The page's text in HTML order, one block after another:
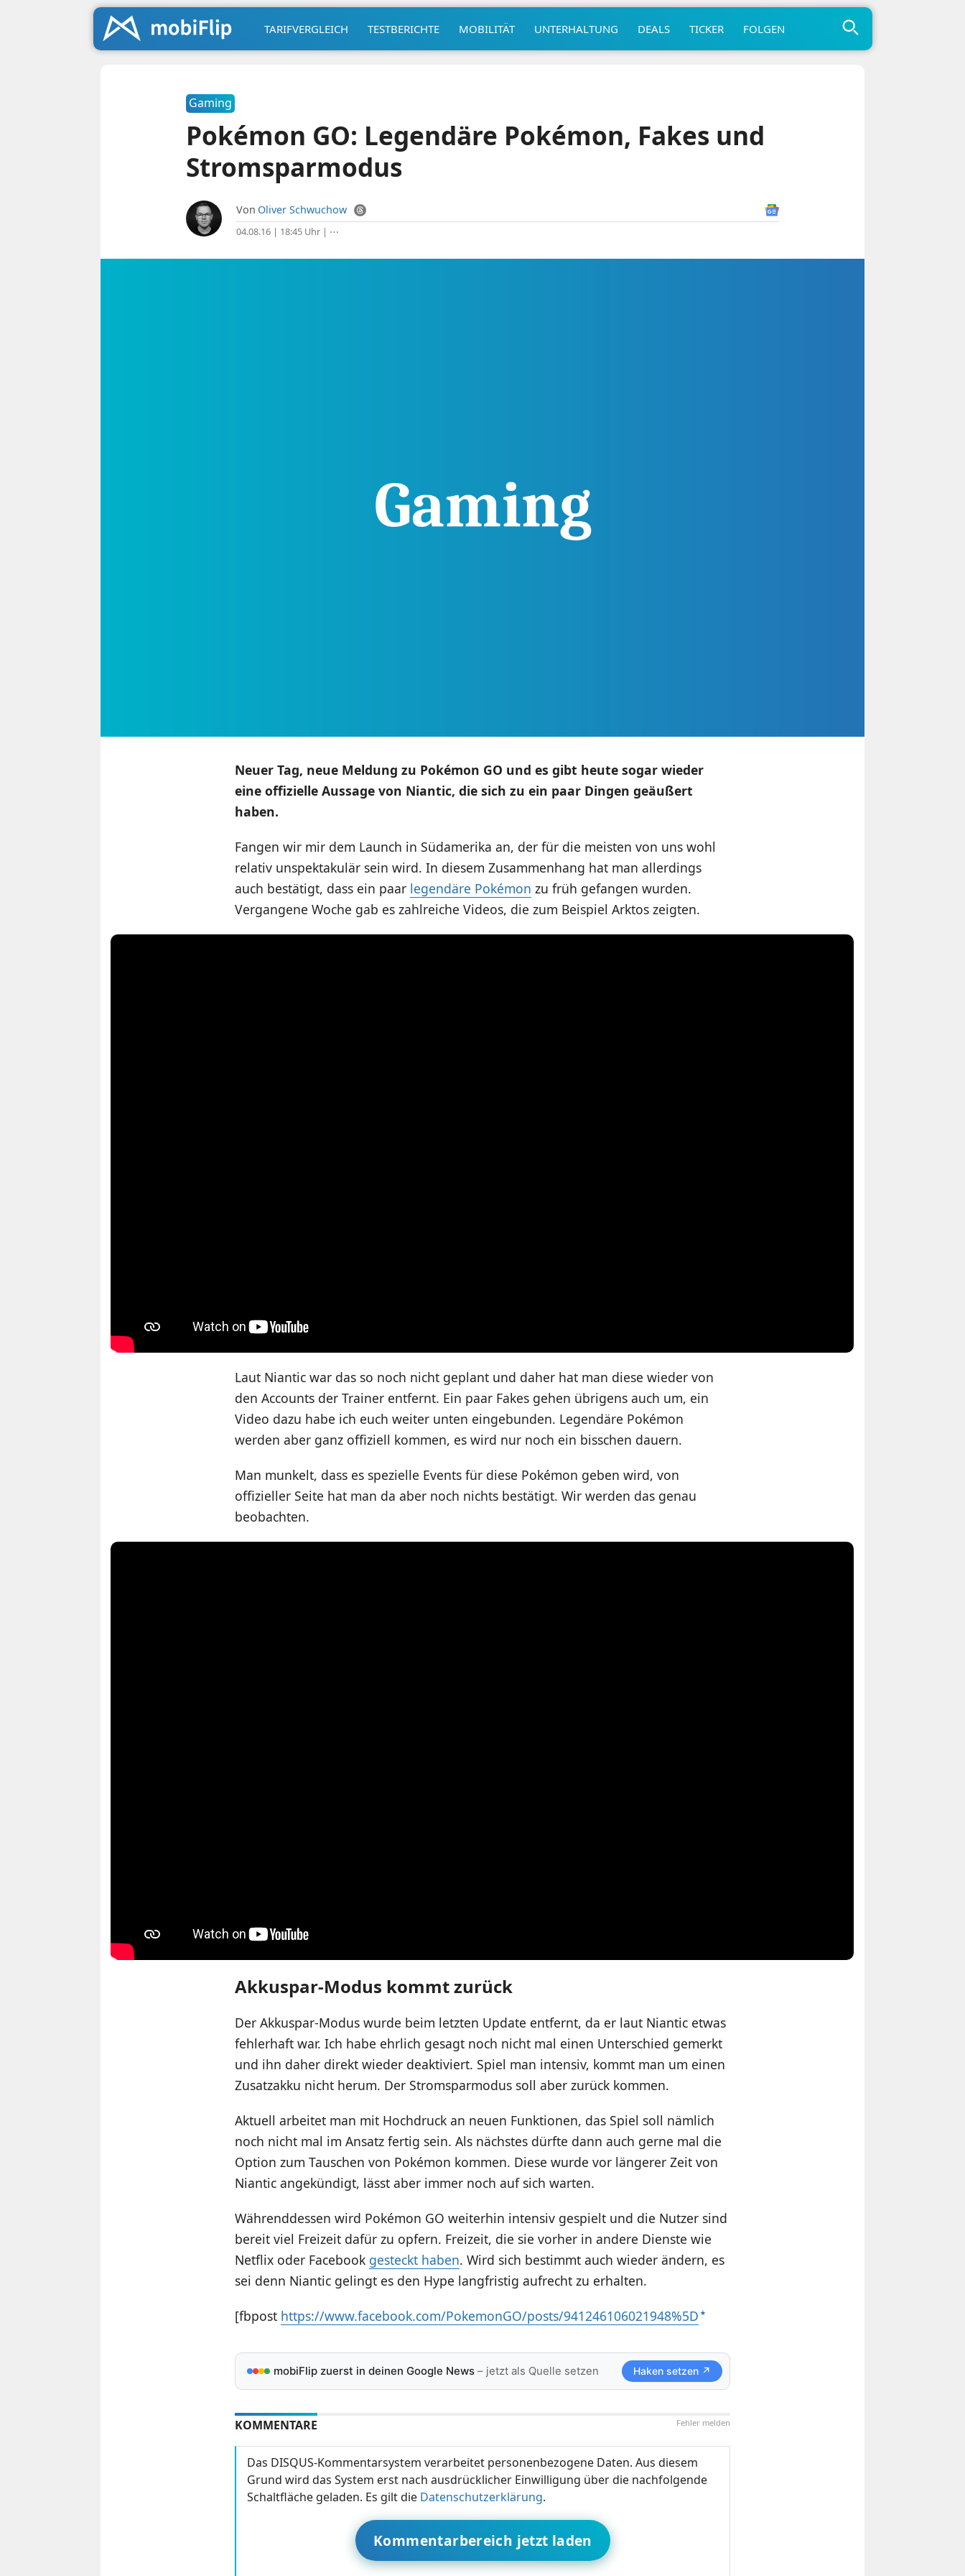
TARIFVERGLEICH TESTBERICHTE MOBILITÄT UNTERHALTUNG DEALS TICKER FOLGEN
Gaming
Pokémon GO: Legendäre Pokémon, Fakes und
Stromsparmodus
Von Oliver Schwuchow
04.08.16 | 18:45 Uhr| ⋯
Neuer Tag, neue Meldung zu Pokémon GO und es gibt heute sogar wieder
eine offizielle Aussage von Niantic, die sich zu ein paar Dingen geäußert
haben.
Fangen wir mir dem Launch in Südamerika an, der für die meisten von uns wohl
relativ unspektakulär sein wird. In diesem Zusammenhang hat man allerdings
auch bestätigt, dass ein paar legendäre Pokémon zu früh gefangen wurden.
Vergangene Woche gab es zahlreiche Videos, die zum Beispiel Arktos zeigten.
Laut Niantic war das so noch nicht geplant und daher hat man diese wieder von
den Accounts der Trainer entfernt. Ein paar Fakes gehen übrigens auch um, ein
Video dazu habe ich euch weiter unten eingebunden. Legendäre Pokémon
werden aber ganz offiziell kommen, es wird nur noch ein bisschen dauern.
Man munkelt, dass es spezielle Events für diese Pokémon geben wird, von
offizieller Seite hat man da aber noch nichts bestätigt. Wir werden das genau
beobachten.
Akkuspar-Modus kommt zurück
Der Akkuspar-Modus wurde beim letzten Update entfernt, da er laut Niantic etwas
fehlerhaft war. Ich habe ehrlich gesagt noch nicht mal einen Unterschied gemerkt
und ihn daher direkt wieder deaktiviert. Spiel man intensiv, kommt man um einen
Zusatzakku nicht herum. Der Stromsparmodus soll aber zurück kommen.
Aktuell arbeitet man mit Hochdruck an neuen Funktionen, das Spiel soll nämlich
noch nicht mal im Ansatz fertig sein. Als nächstes dürfte dann auch gerne mal die
Option zum Tauschen von Pokémon kommen. Diese wurde vor längerer Zeit von
Niantic angekündigt, lässt aber immer noch auf sich warten.
Währenddessen wird Pokémon GO weiterhin intensiv gespielt und die Nutzer sind
bereit viel Freizeit dafür zu opfern. Freizeit, die sie vorher in andere Dienste wie
Netflix oder Facebook gesteckt haben. Wird sich bestimmt auch wieder ändern, es
sei denn Niantic gelingt es den Hype langfristig aufrecht zu erhalten.
[fbpost https://www.facebook.com/PokemonGO/posts/941246106021948%5D
mobiFlip zuerst in deinen Google News– jetzt als Quelle setzen Haken setzen ↗
Fehler melden
KOMMENTARE
Das DISQUS-Kommentarsystem verarbeitet personenbezogene Daten. Aus diesem
Grund wird das System erst nach ausdrücklicher Einwilligung über die nachfolgende
Schaltfläche geladen. Es gilt die Datenschutzerklärung.
Kommentarbereich jetzt laden